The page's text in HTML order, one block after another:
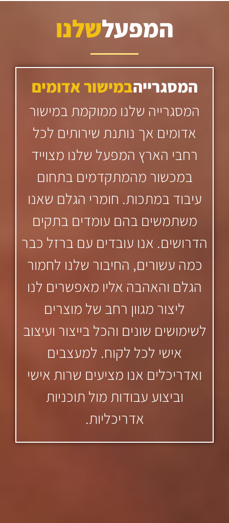
המפעלשלנו
המסגרייהבמישור אדומים
המסגרייה שלנו ממוקמת במישור
אדומים אך נותנת שירותים לכל
רחבי הארץ המפעל שלנו מצוייד
במכשור מהמתקדמים בתחום
עיבוד במתכות. חומרי הגלם שאנו
משתמשים בהם עומדים בתקים
הדרושים. אנו עובדים עם ברזל כבר
כמה עשורים, החיבור שלנו לחמור
הגלם והאהבה אליו מאפשרים לנו
ליצור מגוון רחב של מוצרים
לשימושים שונים והכל בייצור ועיצוב
אישי לכל לקוח. למעצבים
ואדריכלים אנו מציעים שרות אישי
וביצוע עבודות מול תוכניות
אדריכליות.